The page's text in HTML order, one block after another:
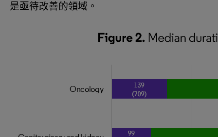
是亟待改善的領域。